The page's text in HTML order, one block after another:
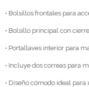
• Bolsillos frontales para
• Bolsillo principal con
• Portallaves interior para
• Incluye dos correas para
• Diseño cómodo ideal para